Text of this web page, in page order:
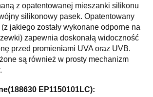
z opatentowanej mieszanki silikonu
silikonowy pasek. Opatentowany
jakiego zostały wykonane odporne na
zapewnia doskonałą widoczność
przed promieniami UVA oraz UVB.
są również w prosty mechanizm
EP1150101LC):